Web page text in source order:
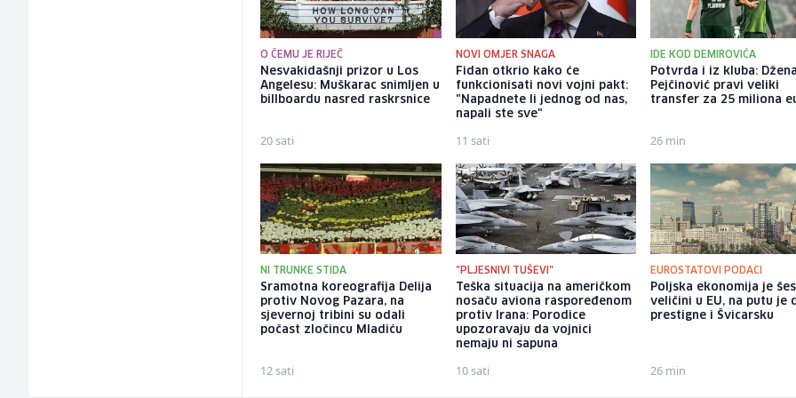
O ČEMU JE RIJEČ
Nesvakidašnji prizor u Los
Angelesu: Muškarac snimljen u
billboardu nasred raskrsnice
20 sati
NOVI OMJER SNAGA
Fidan otkrio kako će
funkcionisati novi vojni pakt:
"Napadnete li jednog od nas,
napali ste sve"
11 sati
IDE KOD DEMIROVIĆA
Potvrda i iz kluba:
Pejčinović pravi veliki
transfer za 25 miliona
26 min
NI TRUNKE STIDA
Sramotna koreografija Delija
protiv Novog Pazara, na
sjevernoj tribini su odali
počast zločincu Mladiću
12 sati
"PLJESNIVI TUŠEVI"
Teška situacija na američkom
nosaču aviona raspoređenom
protiv Irana: Porodice
upozoravaju da vojnici
nemaju ni sapuna
10 sati
EUROSTATOVI PODACI
Poljska ekonomija je
veličini u EU, na putu je
prestigne i Švicarsku
26 min